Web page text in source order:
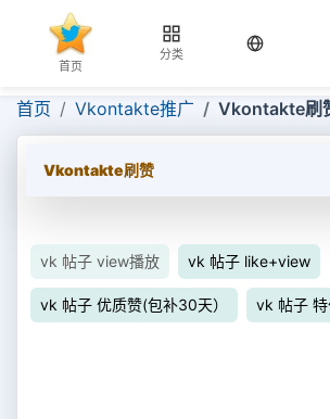
首页
分类
当前语言
首页 Vkontakte推广 Vkontakte刷
Vkontakte刷赞
vk 帖子 view播放 vk 帖子 like+view
vk 帖子 优质赞(包补30天） vk 帖子